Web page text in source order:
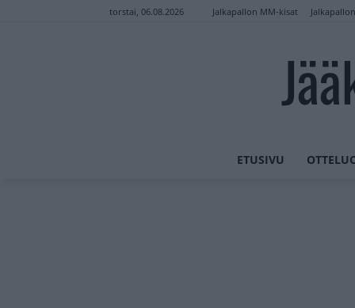
torstai, 06.08.2026 Jalkapallon MM-kisat
ETUSIVU